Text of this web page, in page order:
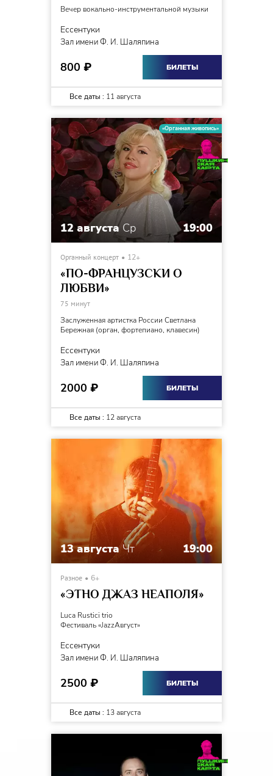
Вечер вокально-инструментальной музыки
Ессентуки
Зал имени Ф. И. Шаляпина
800 ₽ БИЛЕТЫ
Все даты : 11 августа
«Органная живопись»
12 августа Ср 19:00
Органный концерт 12+
«ПО-ФРАНЦУЗСКИ О
ЛЮБВИ»
75 минут
Заслуженная артистка России Светлана
Бережная (орган, фортепиано, клавесин)
Ессентуки
Зал имени Ф. И. Шаляпина
2000 ₽ БИЛЕТЫ
Все даты : 12 августа
13 августа Чт 19:00
Разное 6+
«ЭТНО ДЖАЗ НЕАПОЛЯ»
Luca Rustici trio
Фестиваль «JazzАвгуст»
Ессентуки
Зал имени Ф. И. Шаляпина
2500 ₽ БИЛЕТЫ
Все даты : 13 августа